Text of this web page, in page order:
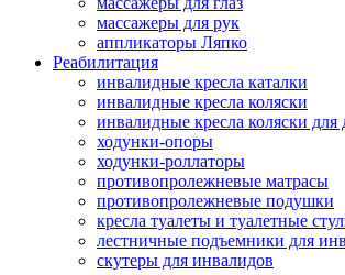
массажеры для рук
аппликаторы Ляпко
Реабилитация
инвалидные кресла каталки
инвалидные кресла коляски
инвалидные кресла коляски для
ходунки-опоры
ходунки-роллаторы
противопролежневые матрасы
противопролежневые подушки
кресла туалеты и туалетные
лестничные подъемники для
скутеры для инвалидов